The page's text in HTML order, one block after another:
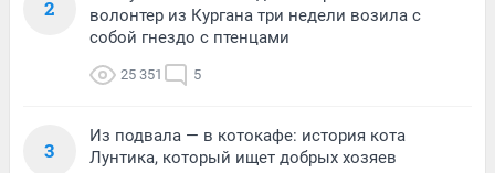
2
волонтер из Кургана три недели возила с
собой гнездо с птенцами
25 351 5
3
Из подвала — в котокафе: история кота
Лунтика, который ищет добрых хозяев